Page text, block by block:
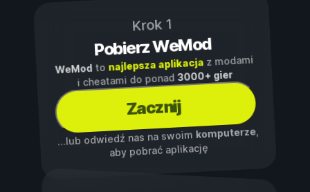
Krok 1
Pobierz WeMod
WeModto najlepsza aplikacjaz modami
i cheatami do ponad3000+ gier
Zacznij
...lub odwiedź nas na swoim komputerze,
aby pobrać aplikację